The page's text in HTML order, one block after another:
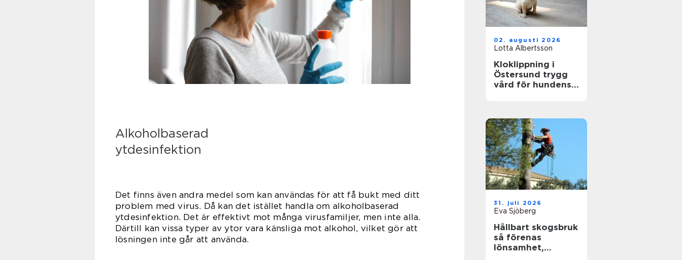
Alkoholbaserad
ytdesinfektion
Det finns även andra medel som kan användas för att få bukt med ditt
problem med virus. Då kan det istället handla om alkoholbaserad
ytdesinfektion. Det är effektivt mot många virusfamiljer, men inte alla.
Därtill kan vissa typer av ytor vara känsliga mot alkohol, vilket gör att
lösningen inte går att använda.
02. augusti 2026
Lotta Albertsson
Kloklippning i
Östersund trygg
vård för hundens
31. juli 2026
Eva Sjöberg
Hållbart skogsbruk
så förenas
lönsamhet,